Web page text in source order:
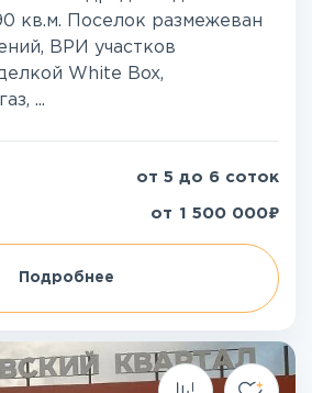
кв.м. Поселок размежеван
ВРИ участков
White Box,
...
от 5 до 6 соток
от 1 500 000₽
Подробнее